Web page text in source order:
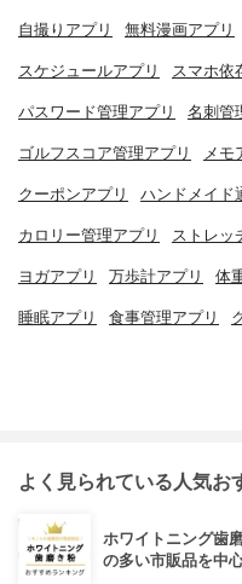
自撮りアプリ 無料漫画アプリ
スケジュールアプリ スマホ依
パスワード管理アプリ 名刺管
ゴルフスコア管理アプリ メモ
クーポンアプリ ハンドメイド
カロリー管理アプリ ストレッ
ヨガアプリ 万歩計アプリ 体
睡眠アプリ 食事管理アプリ
よく見られている人気お
ホワイトニング歯
の多い市販品を中